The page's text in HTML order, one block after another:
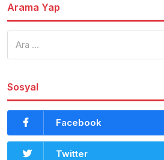
Arama Yap
Sosyal
Facebook
Twitter